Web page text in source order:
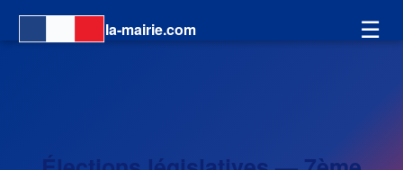
la-mairie.com ☰